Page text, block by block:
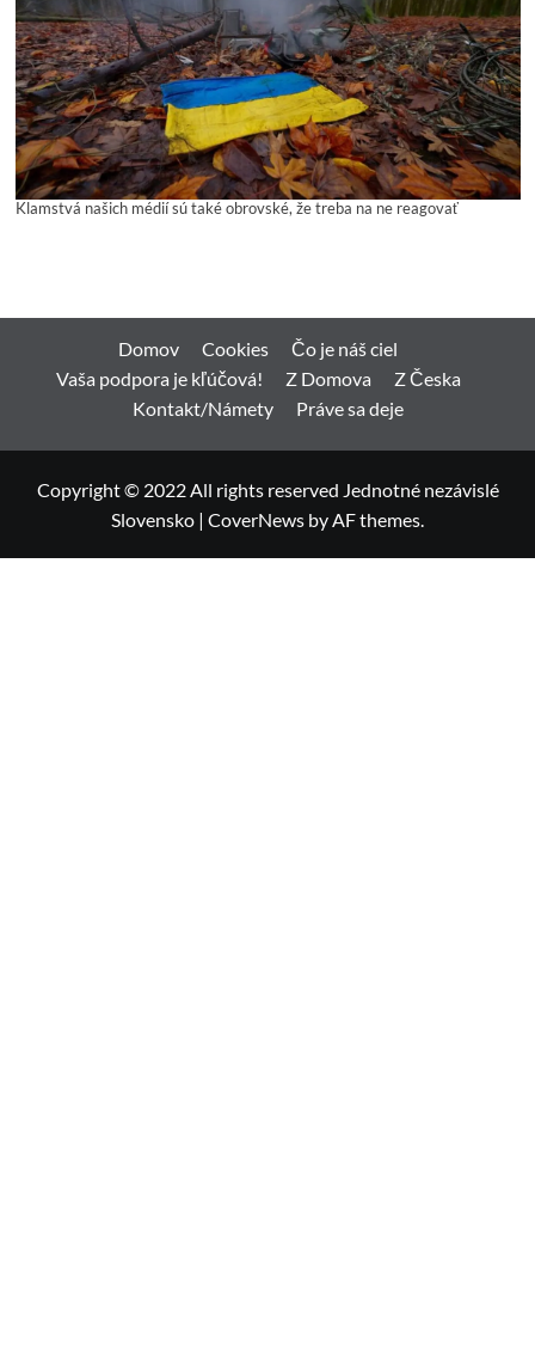
Klamstvá našich médií sú také obrovské, že treba na ne reagovať
Domov Cookies
Čo je náš ciel
Vaša podpora je kľúčová!
Z Domova
Z Česka
Kontakt/Námety
Práve sa deje
Copyright © 2022 All rights reserved Jednotné nezávislé
Slovensko | CoverNews by AF themes.